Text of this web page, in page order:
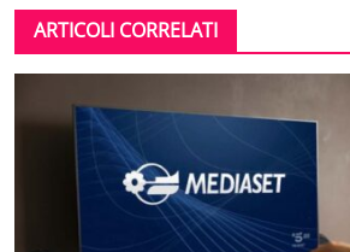
ARTICOLI CORRELATI